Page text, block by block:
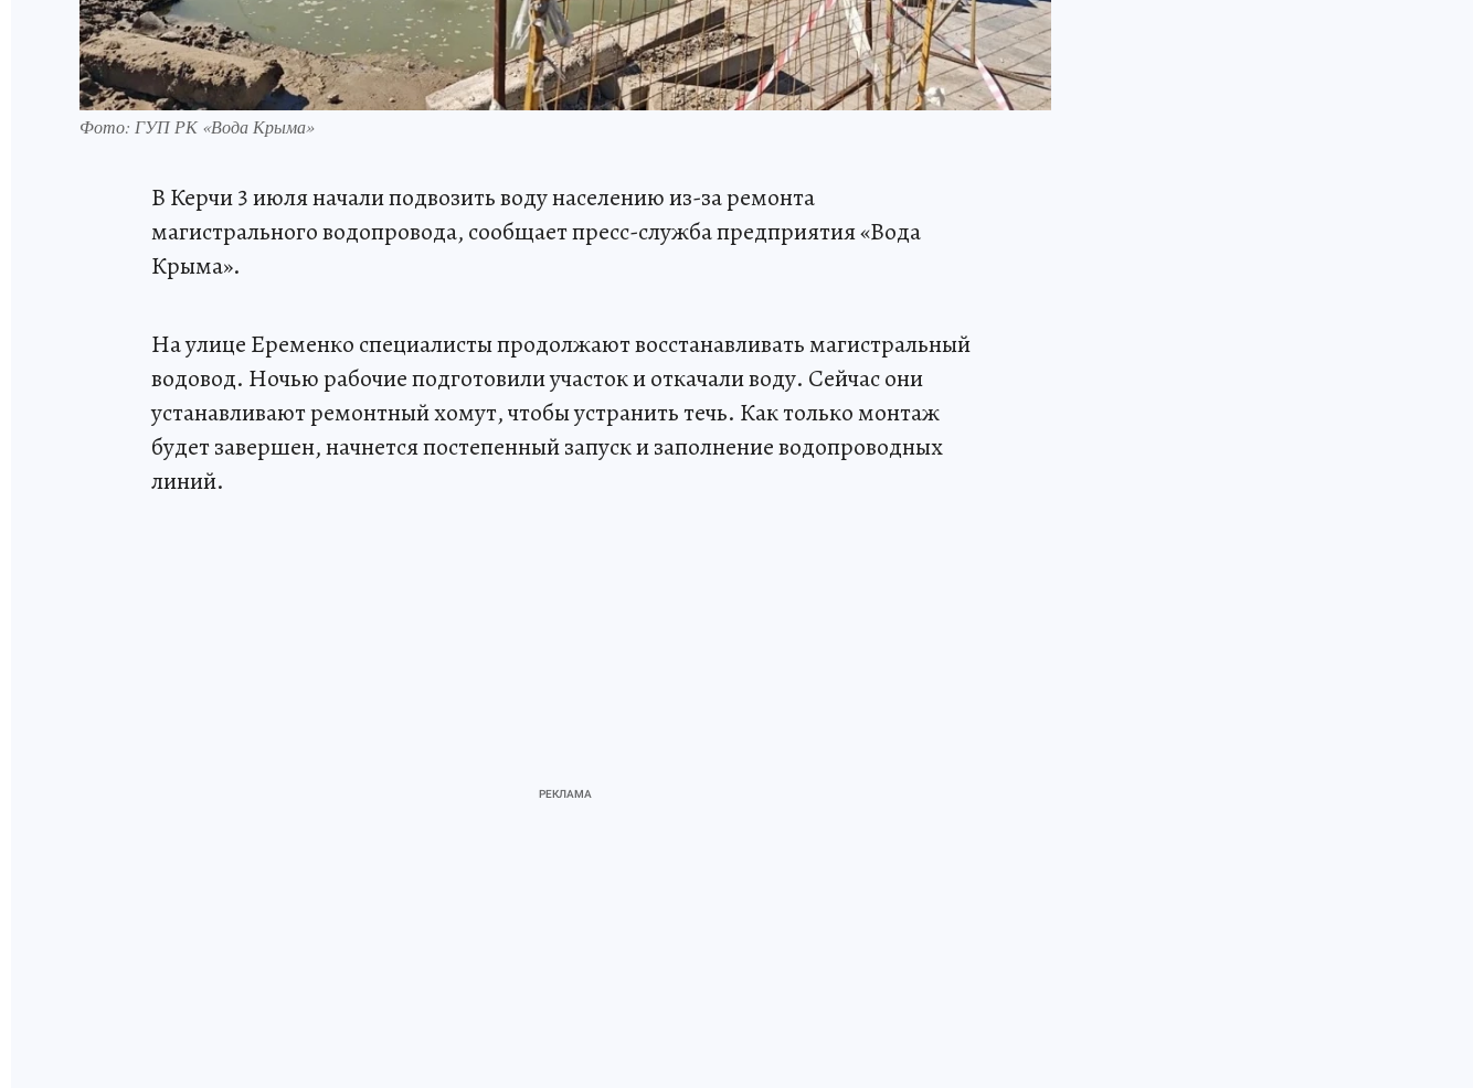
Фото: ГУП РК «Вода Крыма»
В Керчи 3 июля начали подвозить воду населению из-за ремонта
магистрального водопровода, сообщает пресс-служба предприятия «Вода
Крыма».
На улице Еременко специалисты продолжают восстанавливать магистральный
водовод. Ночью рабочие подготовили участок и откачали воду. Сейчас они
устанавливают ремонтный хомут, чтобы устранить течь. Как только монтаж
будет завершен, начнется постепенный запуск и заполнение водопроводных
линий.